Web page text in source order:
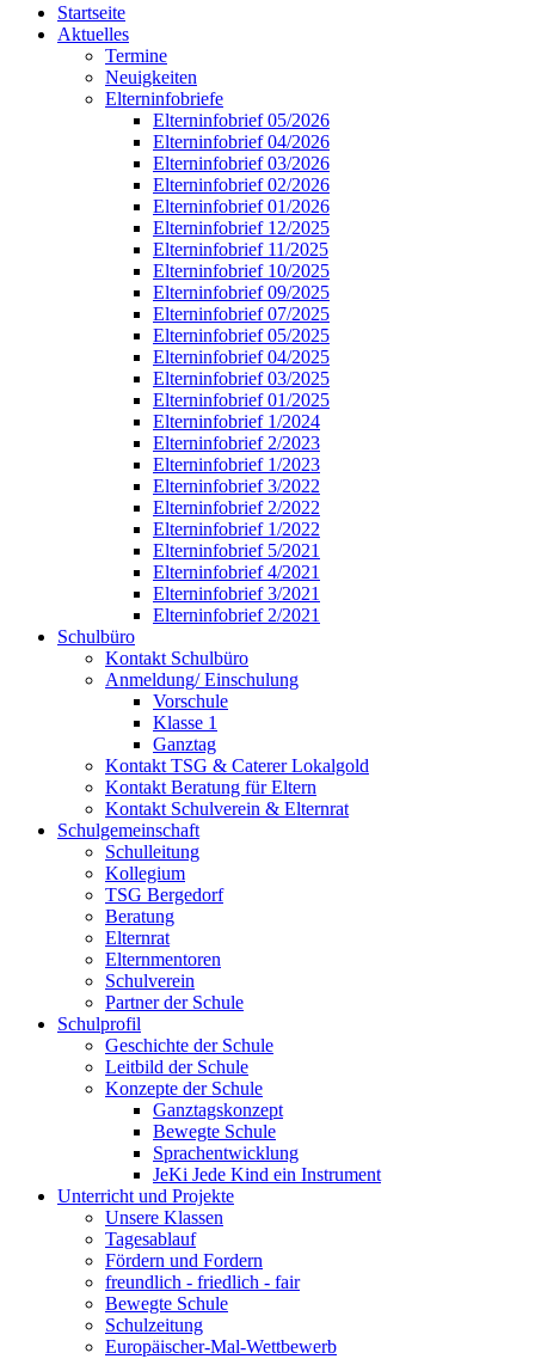
Startseite
Aktuelles
Termine
Neuigkeiten
Elterninfobriefe
Elterninfobrief 05/2026
Elterninfobrief 04/2026
Elterninfobrief 03/2026
Elterninfobrief 02/2026
Elterninfobrief 01/2026
Elterninfobrief 12/2025
Elterninfobrief 11/2025
Elterninfobrief 10/2025
Elterninfobrief 09/2025
Elterninfobrief 07/2025
Elterninfobrief 05/2025
Elterninfobrief 04/2025
Elterninfobrief 03/2025
Elterninfobrief 01/2025
Elterninfobrief 1/2024
Elterninfobrief 2/2023
Elterninfobrief 1/2023
Elterninfobrief 3/2022
Elterninfobrief 2/2022
Elterninfobrief 1/2022
Elterninfobrief 5/2021
Elterninfobrief 4/2021
Elterninfobrief 3/2021
Elterninfobrief 2/2021
Schulbüro
Kontakt Schulbüro
Anmeldung/ Einschulung
Vorschule
Klasse 1
Ganztag
Kontakt TSG & Caterer Lokalgold
Kontakt Beratung für Eltern
Kontakt Schulverein & Elternrat
Schulgemeinschaft
Schulleitung
Kollegium
TSG Bergedorf
Beratung
Elternrat
Elternmentoren
Schulverein
Partner der Schule
Schulprofil
Geschichte der Schule
Leitbild der Schule
Konzepte der Schule
Ganztagskonzept
Bewegte Schule
Sprachentwicklung
JeKi Jede Kind ein Instrument
Unterricht und Projekte
Unsere Klassen
Tagesablauf
Fördern und Fordern
freundlich - friedlich - fair
Bewegte Schule
Schulzeitung
Europäischer-Mal-Wettbewerb